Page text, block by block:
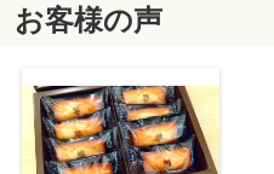
お客様の声